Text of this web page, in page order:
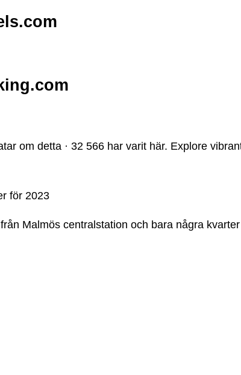
om detta · 32 566 har varit här. Explore
för 2023
Malmös centralstation och bara några